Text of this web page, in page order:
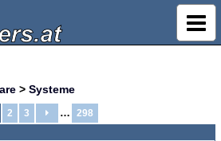
> Systeme
2 3 … 298